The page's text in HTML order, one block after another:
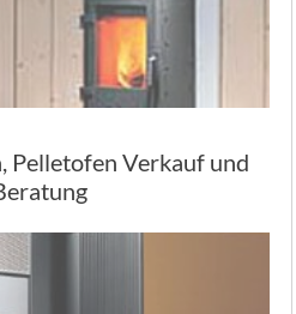
Pelletofen Verkauf und